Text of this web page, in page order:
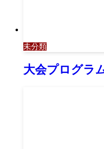
未分類
大会プログラ